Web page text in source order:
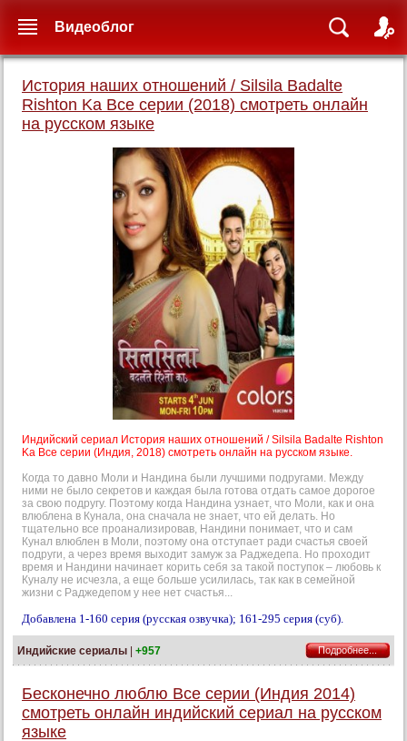
История наших отношений / Silsila Badalte
Rishton Ka Все серии (2018) смотреть онлайн
на русском языке
Индийский сериал История наших отношений / Silsila Badalte Rishton
Ka Все серии (Индия, 2018) смотреть онлайн на русском языке.
Когда то давно Моли и Нандина были лучшими подругами. Между
ними не было секретов и каждая была готова отдать самое дорогое
за свою подругу. Поэтому когда Нандина узнает, что Моли, как и она
влюблена в Кунала, она сначала не знает, что ей делать. Но
тщательно все проанализировав, Нандини понимает, что и сам
Кунал влюблен в Моли, поэтому она отступает ради счастья своей
подруги, а через время выходит замуж за Раджедепа. Но проходит
время и Нандини начинает корить себя за такой поступок – любовь к
Куналу не исчезла, а еще больше усилилась, так как в семейной
жизни с Раджедепом у нее нет счастья...
Добавлена 1-160 серия (русская озвучка); 161-295 серия (суб).
Индийские сериалы | +957 Подробнее...
Бесконечно люблю Все серии (Индия 2014)
смотреть онлайн индийский сериал на русском
языке
Видеоблог